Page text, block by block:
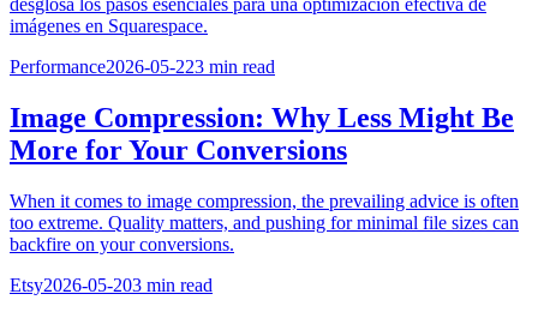
desglosa los pasos esenciales para una optimización efectiva de
imágenes en Squarespace.
Performance2026-05-223 min read
Image Compression: Why Less Might Be
More for Your Conversions
When it comes to image compression, the prevailing advice is often
too extreme. Quality matters, and pushing for minimal file sizes can
backfire on your conversions.
Etsy2026-05-203 min read